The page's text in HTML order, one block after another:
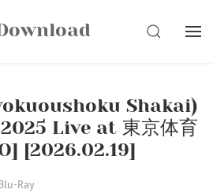
SEARCH
Shakai)
Live at 東京体育
[2026.02.19]
Ray